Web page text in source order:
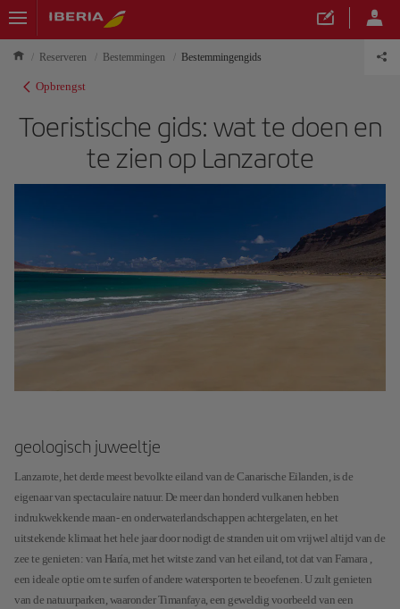
Reserveren Bestemmingen Bestemmingengids
Opbrengst
Toeristische gids: wat te doen en
te zien op Lanzarote
geologisch juweeltje
Lanzarote, het derde meest bevolkte eiland van de Canarische Eilanden, is de
eigenaar van spectaculaire natuur. De meer dan honderd vulkanen hebben
indrukwekkende maan- en onderwaterlandschappen achtergelaten, en het
uitstekende klimaat het hele jaar door nodigt de stranden uit om vrijwel altijd van de
zee te genieten: van Haría, met het witste zand van het eiland, tot dat van Famara ,
een ideale optie om te surfen of andere watersporten te beoefenen. U zult genieten
van de natuurparken, waaronder Timanfaya, een geweldig voorbeeld van een